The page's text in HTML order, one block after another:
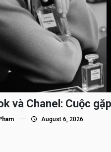
và Chanel: Cuộc
August 6, 2026